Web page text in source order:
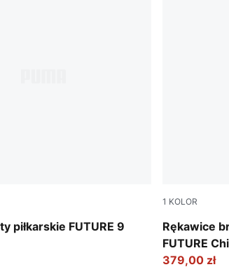
piłkarskie FUTURE 9
Stream-Bright Aqua-PUMA White
1 KOLOR
Rękawice
FUTURE
NC
Ultra Blue-
379,00 zł